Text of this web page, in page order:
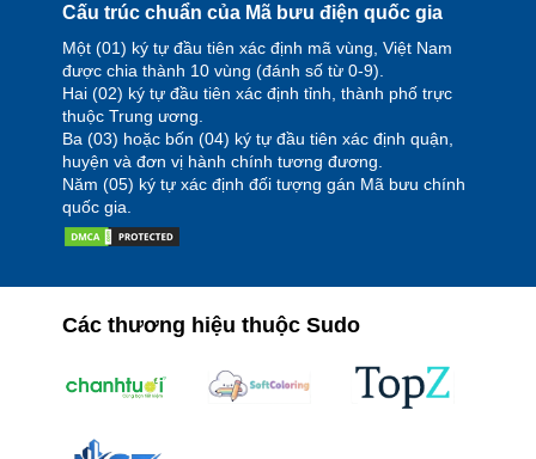
Cấu trúc chuẩn của Mã bưu điện quốc gia
Một (01) ký tự đầu tiên xác định mã vùng, Việt Nam
được chia thành 10 vùng (đánh số từ 0-9).
Hai (02) ký tự đầu tiên xác định tỉnh, thành phố trực
thuộc Trung ương.
Ba (03) hoặc bốn (04) ký tự đầu tiên xác định quận,
huyện và đơn vị hành chính tương đương.
Năm (05) ký tự xác định đối tượng gán Mã bưu chính
quốc gia.
Các thương hiệu thuộc Sudo